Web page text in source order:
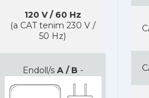
120 V / 60 Hz
(a CAT tenim 230 V /
50 Hz)
Endoll/s A / B -